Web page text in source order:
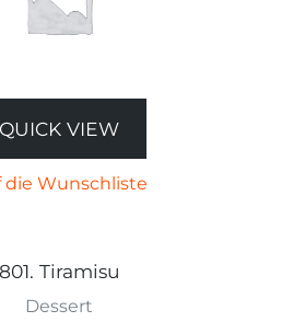
QUICK VIEW
die Wunschliste
801. Tiramisu
Dessert